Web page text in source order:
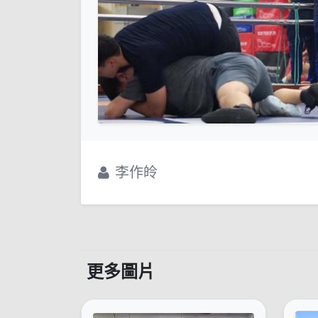
李作皊
更多圖片